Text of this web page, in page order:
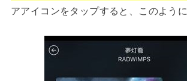
アアイコンをタップすると、このように